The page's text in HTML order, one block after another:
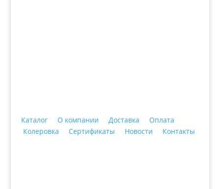
Каталог О компании Доставка
Оплата
Колеровка
Сертификаты Новости Контакты